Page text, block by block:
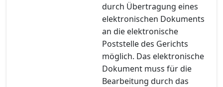
durch Übertragung eines
elektronischen Dokuments
an die elektronische
Poststelle des Gerichts
möglich. Das elektronische
Dokument muss für die
Bearbeitung durch das